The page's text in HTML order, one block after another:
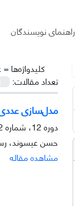
راهنمای نویسندگان
کلیدواژه‌ها =
تعداد مقالات:
مدل‌سازی عددی
دوره 12، شماره 2، آذر 1389، صفحه
حسن عیسوند،
مشاهده مقاله